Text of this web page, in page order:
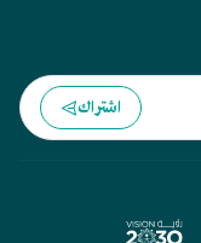
اشتراك